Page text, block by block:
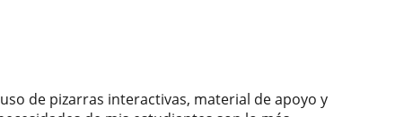
de pizarras interactivas, material de apoyo y